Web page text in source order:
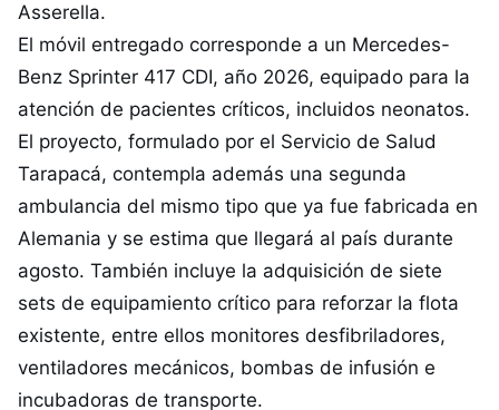
Asserella.
El móvil entregado corresponde a un Mercedes-
Benz Sprinter 417 CDI, año 2026, equipado para la
atención de pacientes críticos, incluidos neonatos.
El proyecto, formulado por el Servicio de Salud
Tarapacá, contempla además una segunda
ambulancia del mismo tipo que ya fue fabricada en
Alemania y se estima que llegará al país durante
agosto. También incluye la adquisición de siete
sets de equipamiento crítico para reforzar la flota
existente, entre ellos monitores desfibriladores,
ventiladores mecánicos, bombas de infusión e
incubadoras de transporte.